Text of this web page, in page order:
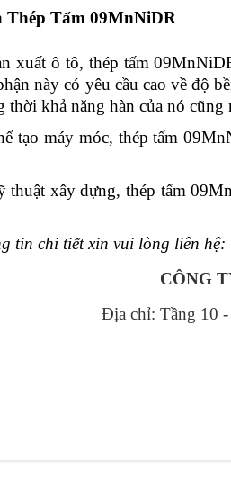
Thép Tấm 09MnNiDR
xuất ô tô, thép tấm
này có yêu cầu cao về độ
thời khả năng hàn của nó
tạo máy móc, thép tấm
xây dựng, thép tấm
tin chi tiết xin vui lòng liên hệ:
CÔNG
Địa chỉ: Tầng 10